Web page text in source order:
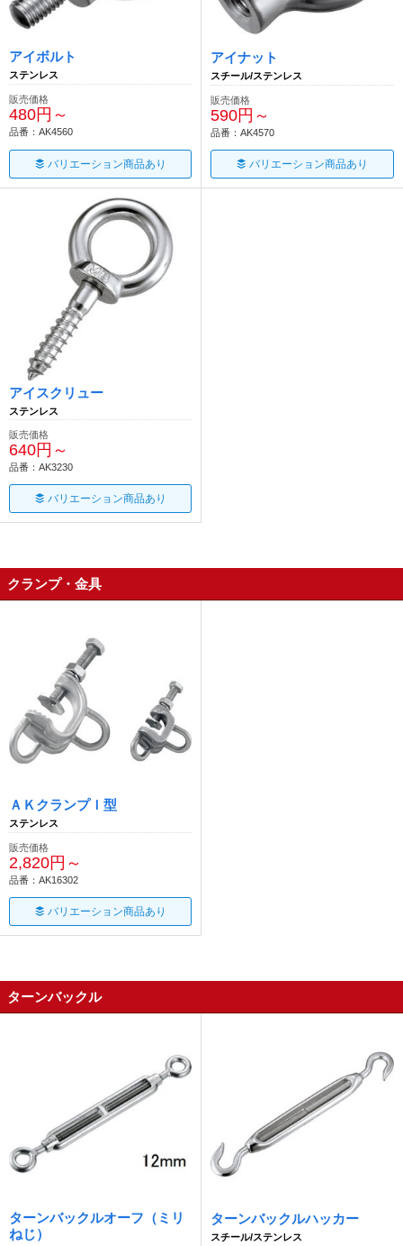
アイボルト
ステンレス
販売価格
480円～
品番：AK4560
バリエーション商品あり
アイナット
スチール/ステンレス
販売価格
590円～
品番：AK4570
バリエーション商品あり
アイスクリュー
ステンレス
販売価格
640円～
品番：AK3230
バリエーション商品あり
クランプ・金具
ＡＫクランプＩ型
ステンレス
販売価格
2,820円～
品番：AK16302
バリエーション商品あり
ターンバックル
ターンバックルオーフ（ミリ
ねじ）
ターンバックルハッカー
スチール/ステンレス